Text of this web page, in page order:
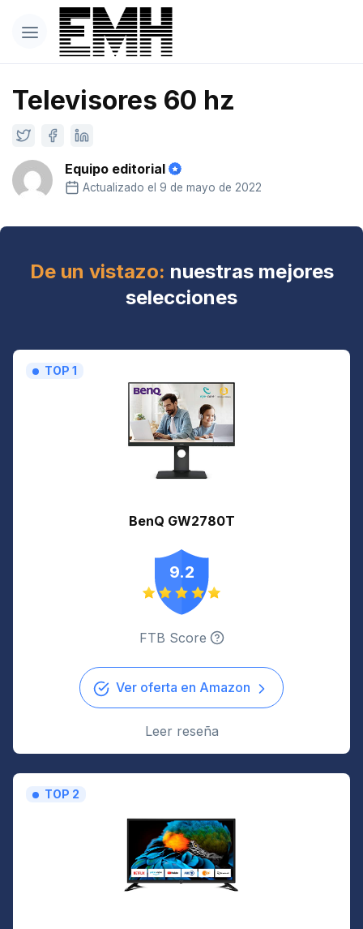
Televisores 60 hz
Equipo editorial
Actualizado el 9 de mayo de 2022
De un vistazo: nuestras mejores
selecciones
TOP 1
BenQ GW2780T
9.2
FTB Score
Ver oferta en Amazon
Leer reseña
TOP 2